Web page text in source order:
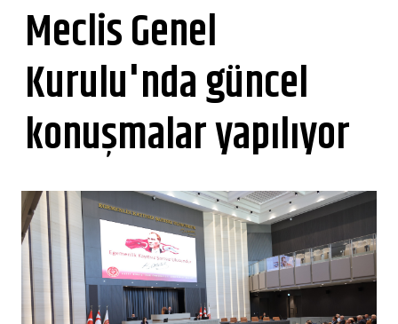
Meclis Genel
Kurulu'nda güncel
konuşmalar yapılıyor